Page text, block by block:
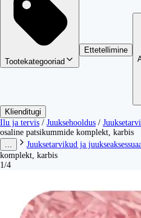
Tootekategooriad
Ettetellimine
Klienditugi
Ilu ja tervis / Juuksehooldus /
osaline patsikummide komplekt, karbis
Juuksetarvikud ja
komplekt, karbis
1/4